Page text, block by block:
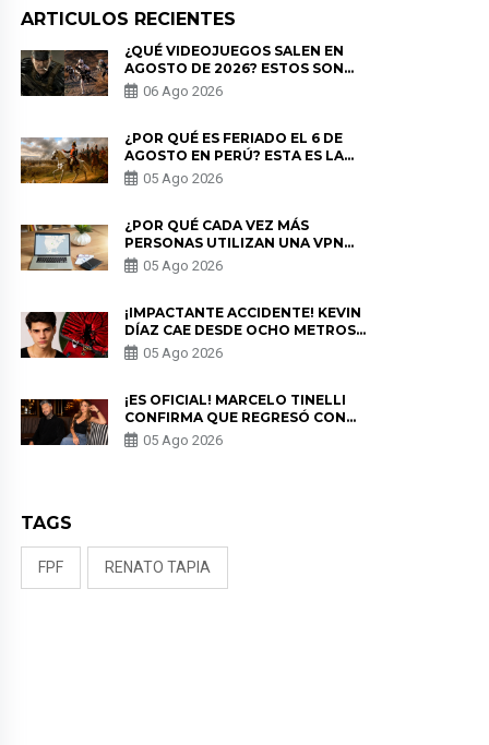
ARTICULOS RECIENTES
¿QUÉ VIDEOJUEGOS SALEN EN
AGOSTO DE 2026? ESTOS SON
LOS ESTRENOS MÁS ESPERADOS
06 Ago 2026
¿POR QUÉ ES FERIADO EL 6 DE
AGOSTO EN PERÚ? ESTA ES LA
HISTORIA
05 Ago 2026
¿POR QUÉ CADA VEZ MÁS
PERSONAS UTILIZAN UNA VPN
PARA PROTEGER SU
PRIVACIDAD?
05 Ago 2026
¡IMPACTANTE ACCIDENTE! KEVIN
DÍAZ CAE DESDE OCHO METROS
EN “ESTO ES GUERRA” Y GENERA
PREOCUPACIÓN
05 Ago 2026
¡ES OFICIAL! MARCELO TINELLI
CONFIRMA QUE REGRESÓ CON
MILETT FIGUEROA: “EL AMOR
PUDO MÁS”
05 Ago 2026
TAGS
FPF RENATO TAPIA